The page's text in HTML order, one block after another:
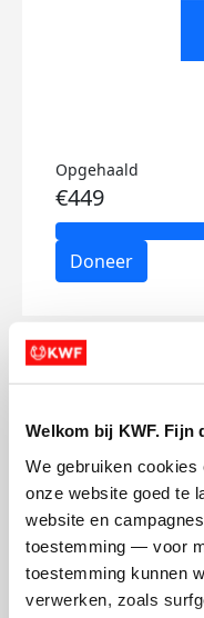
Welkom bij KWF. Fijn
We gebruiken cookies
onze website goed te
website en
toestemming — voor
toestemming kunnen
verwerken, zoals
Opgehaald
€449
Doneer